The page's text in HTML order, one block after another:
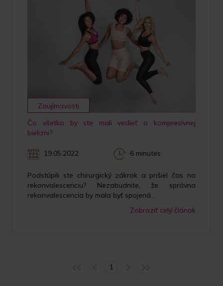
Zaujímavosti
Čo všetko by ste mali vedieť o kompresívnej
bielizni?
19.05.2022 6 minutes
Podstúpili ste chirurgický zákrok a prišiel čas na
rekonvalescenciu? Nezabudnite, že správna
rekonvalescencia by mala byť spojená...
Zobraziť celý článok
1